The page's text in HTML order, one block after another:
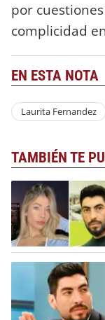
por
complicidad
EN ESTA NOTA
Laurita Fernandez
TAMBIÉN TE